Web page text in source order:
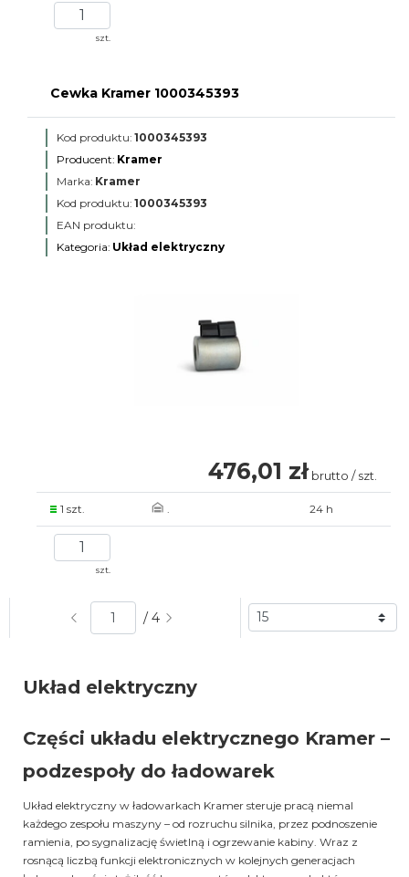
szt.
Cewka Kramer 1000345393
Kod produktu: 1000345393
Producent: Kramer
Marka: Kramer
Kod produktu: 1000345393
EAN produktu:
Kategoria: Układ elektryczny
476,01 zł brutto / szt.
1 szt. . 24 h
szt.
/ 4
Układ elektryczny
Części układu elektrycznego Kramer –
podzespoły do ładowarek
Układ elektryczny w ładowarkach Kramer steruje pracą niemal
każdego zespołu maszyny – od rozruchu silnika, przez podnoszenie
ramienia, po sygnalizację świetlną i ogrzewanie kabiny. Wraz z
rosnącą liczbą funkcji elektronicznych w kolejnych generacjach